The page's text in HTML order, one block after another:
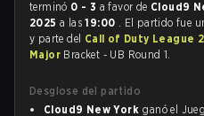
terminó 0 - 3 a favor de Cloud9
2025 a las19:00 . El partido fue
y parte del Call of Duty League
Major Bracket - UB Round 1.
Desglose del partido
Cloud9 New York ganó el